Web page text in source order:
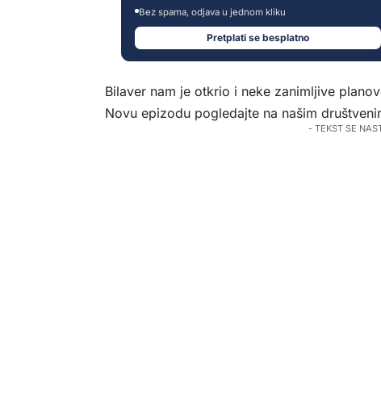
Bez spama, odjava u jednom kliku
Pretplati se besplatno
Bilaver nam je otkrio i neke zanimljive
Novu epizodu pogledajte na našim
- TEKST SE